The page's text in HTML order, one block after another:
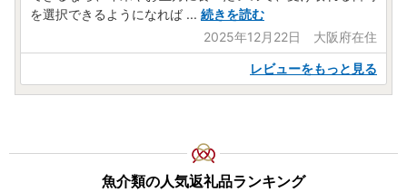
を選択できるようになれば ... 続きを読む
2025年12月22日 大阪府在住
レビューをもっと見る
魚介類の人気返礼品ランキング